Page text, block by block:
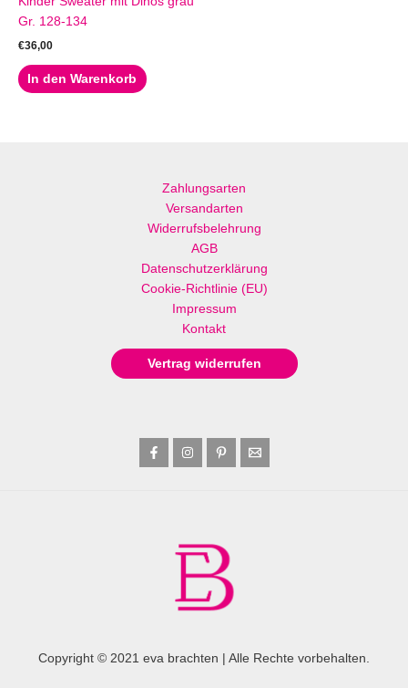
Gr. 128-134
€36,00
In den Warenkorb
Zahlungsarten
Versandarten
Widerrufsbelehrung
AGB
Datenschutzerklärung
Cookie-Richtlinie (EU)
Impressum
Kontakt
Vertrag widerrufen
Copyright © 2021 eva brachten | Alle Rechte vorbehalten.